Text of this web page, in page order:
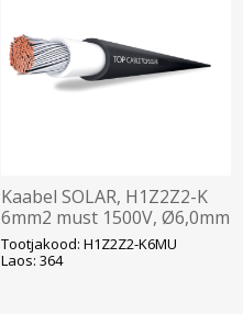
Kaabel SOLAR, H1Z2Z2-K
6mm2 must 1500V, Ø6,0mm
T500
Tootjakood: H1Z2Z2-K6MU
Laos: 364